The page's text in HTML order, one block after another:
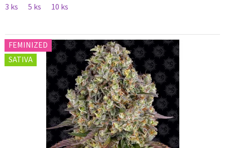
3 ks
5 ks 10 ks
FEMINIZED
SATIVA